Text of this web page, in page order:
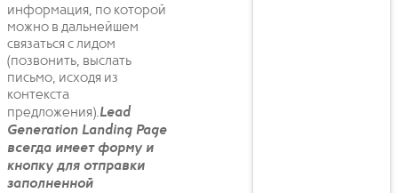
информация, по которой
можно в дальнейшем
связаться с лидом
(позвонить, выслать
письмо, исходя из
контекста
предложения).Lead
Generation Landing Page
всегда имеет форму и
кнопку для отправки
заполненной